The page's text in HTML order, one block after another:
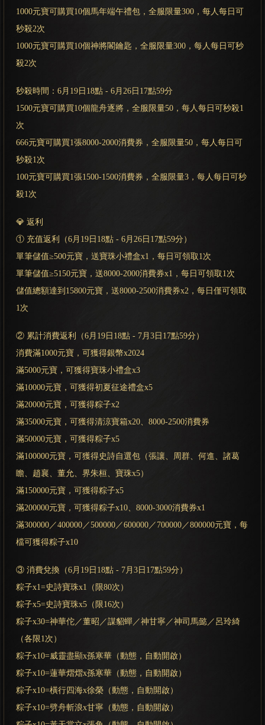
1000元寶可購買10個馬年端午禮包，全服限量300，每人每日可
秒殺2次
1000元寶可購買10個神將閣鑰匙，全服限量300，每人每日可秒
殺2次
秒殺時間：6月19日18點 - 6月26日17點59分
1500元寶可購買10個龍舟逐將，全服限量50，每人每日可秒殺1
次
666元寶可購買1張8000-2000消費券，全服限量50，每人每日可
秒殺1次
100元寶可購買1張1500-1500消費券，全服限量3，每人每日可秒
殺1次
💎 返利
① 充值返利（6月19日18點 - 6月26日17點59分）
單筆儲值≥500元寶，送寶珠小禮盒x1，每日可領取1次
單筆儲值≥5150元寶，送8000-2000消費券x1，每日可領取1次
儲值總額達到15800元寶，送8000-2500消費券x2，每日僅可領取
1次
② 累計消費返利（6月19日18點 - 7月3日17點59分）
消費滿1000元寶，可獲得銀幣x2024
滿5000元寶，可獲得寶珠小禮盒x3
滿10000元寶，可獲得初夏征途禮盒x5
滿20000元寶，可獲得粽子x2
滿35000元寶，可獲得清涼寶箱x20、8000-2500消費券
滿50000元寶，可獲得粽子x5
滿100000元寶，可獲得史詩自選包（張讓、周群、何進、諸葛
瞻、趙襄、董允、界朱桓、寶珠x5）
滿150000元寶，可獲得粽子x5
滿200000元寶，可獲得粽子x10、8000-3000消費券x1
滿300000／400000／500000／600000／700000／800000元寶，每
檔可獲得粽子x10
③ 消費兌換（6月19日18點 - 7月3日17點59分）
粽子x1=史詩寶珠x1（限80次）
粽子x5=史詩寶珠x5（限16次）
粽子x30=神華佗／董昭／謀貂蟬／神甘寧／神司馬懿／呂玲綺
（各限1次）
粽子x10=威靈盡顯x孫寒華（動態，自動開啟）
粽子x10=蓮華熠熠x孫寒華（動態，自動開啟）
粽子x10=橫行四海x徐榮（動態，自動開啟）
粽子x10=劈舟斬浪x甘寧（動態，自動開啟）